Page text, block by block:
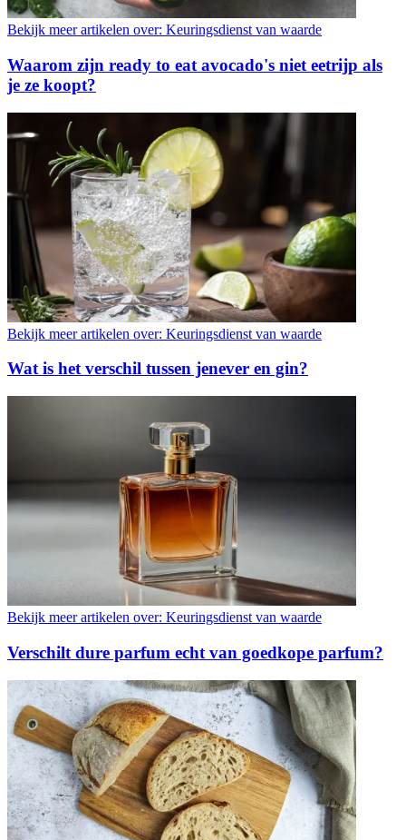
Bekijk meer artikelen over: Keuringsdienst van waarde
Waarom zijn ready to eat avocado's niet eetrijp als
je ze koopt?
Bekijk meer artikelen over: Keuringsdienst van waarde
Wat is het verschil tussen jenever en gin?
Bekijk meer artikelen over: Keuringsdienst van waarde
Verschilt dure parfum echt van goedkope parfum?